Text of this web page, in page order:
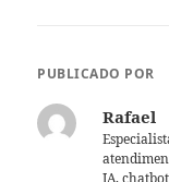
PUBLICADO POR
Rafael